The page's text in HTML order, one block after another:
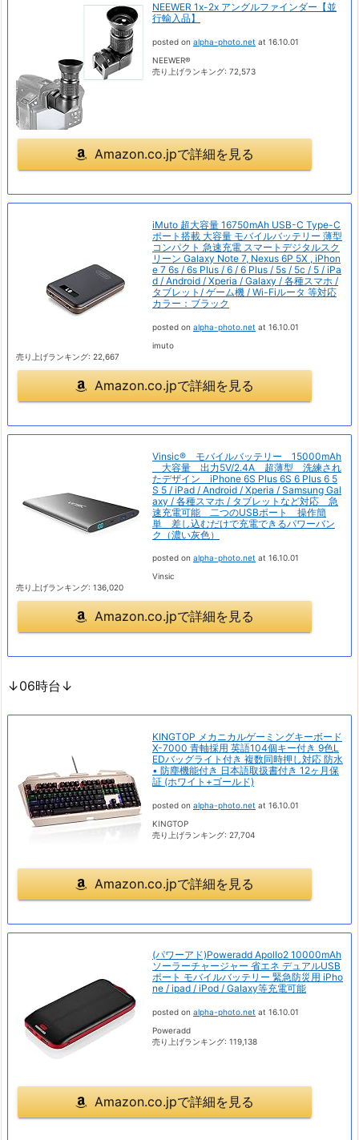
NEEWER 1x-2x アングルファインダー【並
行輸入品】
posted on alpha-photo.net at 16.10.01
NEEWER®
売り上げランキング: 72,573
Amazon.co.jpで詳細を見る
iMuto 超大容量 16750mAh USB-C Type-C
ポート搭載 大容量 モバイルバッテリー 薄型
コンパクト 急速充電 スマートデジタルスク
リーン Galaxy Note 7, Nexus 6P 5X , iPhon
e 7 6s / 6s Plus / 6 / 6 Plus / 5s / 5c / 5 / iPa
d / Android / Xperia / Galaxy / 各種スマホ /
タブレット/ ゲーム機 / Wi-Fiルータ 等対応
カラー：ブラック
posted on alpha-photo.net at 16.10.01
imuto
売り上げランキング: 22,667
Amazon.co.jpで詳細を見る
Vinsic® モバイルバッテリー 15000mAh
大容量 出力5V/2.4A 超薄型 洗練され
たデザイン iPhone 6S Plus 6S 6 Plus 6 5
S 5 / iPad / Android / Xperia / Samsung Gal
axy / 各種スマホ / タブレットなど対応 急
速充電可能 二つのUSBポート 操作簡
単 差し込むだけで充電できるパワーバン
ク（濃い灰色）
posted on alpha-photo.net at 16.10.01
Vinsic
売り上げランキング: 136,020
Amazon.co.jpで詳細を見る
↓06時台↓
KINGTOP メカニカルゲーミングキーボード
X-7000 青軸採用 英語104個キー付き 9色L
EDバッグライト付き 複数同時押し対応 防水
• 防塵機能付き 日本語取扱書付き 12ヶ月保
証 (ホワイト+ゴールド)
posted on alpha-photo.net at 16.10.01
KINGTOP
売り上げランキング: 27,704
Amazon.co.jpで詳細を見る
(パワーアド)Poweradd Apollo2 10000mAh
ソーラーチャージャー 省エネ デュアルUSB
ポート モバイルバッテリー 緊急防災用 iPho
ne / ipad / iPod / Galaxy等充電可能
posted on alpha-photo.net at 16.10.01
Poweradd
売り上げランキング: 119,138
Amazon.co.jpで詳細を見る